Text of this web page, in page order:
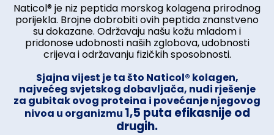
Naticol® je niz peptida morskog kolagena prirodnog
porijekla. Brojne dobrobiti ovih peptida znanstveno
su dokazane. Održavaju našu kožu mladom i
pridonose udobnosti naših zglobova, udobnosti
crijeva i održavanju fizičkih sposobnosti.
Sjajna vijest je ta što Naticol® kolagen,
najvećeg svjetskog dobavljača, nudi rješenje
za gubitak ovog proteina i povećanje njegovog
nivoa u organizmu 1,5 puta efikasnije od
drugih.